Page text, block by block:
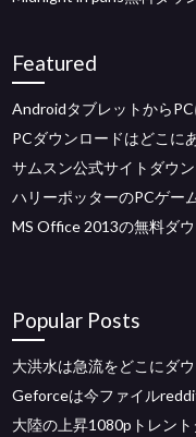
Featured
Androidタブレットから
PCダウンロードはどこに
サムスン公式サイトダウ
ハリーポッターのPCゲー
MS Office 2013の無料ダ
Popular Posts
大洪水は急流をどこにダ
Geforceは今ファイル
大陸の上昇1080pトレン